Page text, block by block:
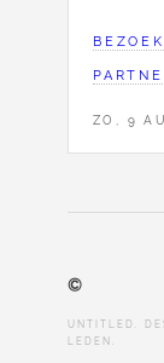
ZO, 9
©
UNTITLED.
LEDEN.